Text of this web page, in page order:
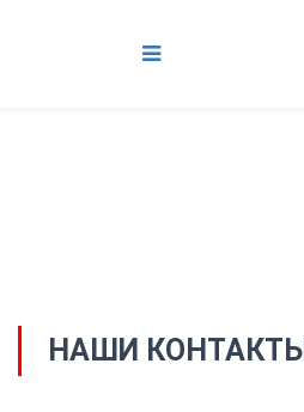
НАШИ КОНТАКТЫ